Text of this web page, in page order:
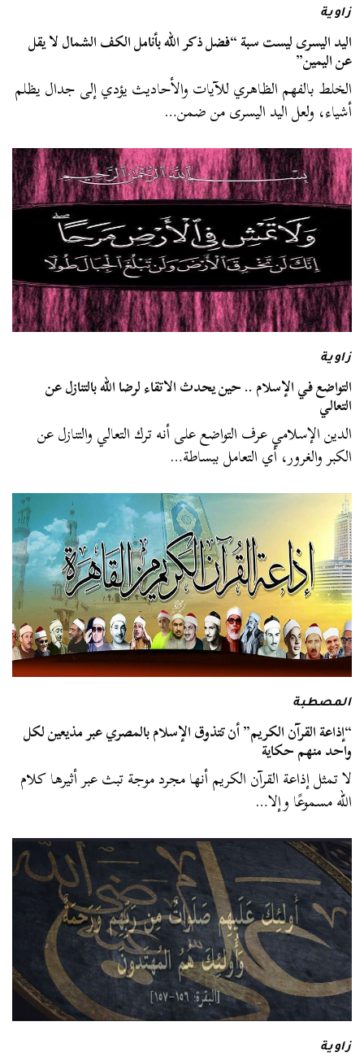
زاوية
اليد اليسرى ليست سبة “فضل ذكر الله بأنامل الكف الشمال لا يقل
عن اليمين”
الخلط بالفهم الظاهري للآيات والأحاديث يؤدي إلى جدال يظلم
أشياء، ولعل اليد اليسرى من ضمن…
زاوية
التواضع في الإسلام .. حين يحدث الاتقاء لرضا الله بالتنازل عن
التعالي
الدين الإسلامي عرف التواضع على أنه ترك التعالي والتنازل عن
الكبر والغرور، أي التعامل ببساطة…
المصطبة
“إذاعة القرآن الكريم” أن تتذوق الإسلام بالمصري عبر مذيعين لكل
واحد منهم حكاية
لا تمثل إذاعة القرآن الكريم أنها مجرد موجة تبث عبر أثيرها كلام
الله مسموعًا وإلا…
زاوية